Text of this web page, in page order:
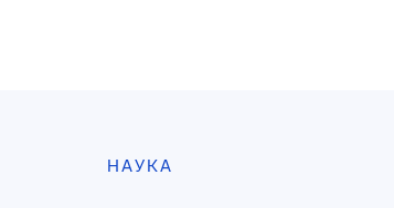
НАУКА